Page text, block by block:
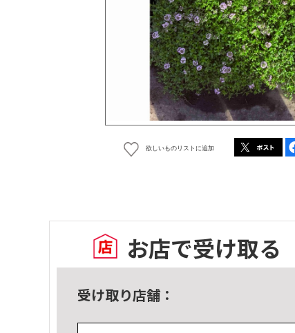
欲しいものリストに追加
お店で受け取る
受け取り店舗：